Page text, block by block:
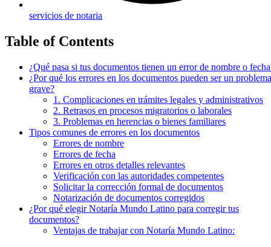
servicios de notaria
Table of Contents
¿Qué pasa si tus documentos tienen un error de nombre o
¿Por qué los errores en los documentos pueden ser un problema
grave?
1. Complicaciones en trámites legales y administrativos
2. Retrasos en procesos migratorios o laborales
3. Problemas en herencias o bienes familiares
Tipos comunes de errores en los documentos
Errores de nombre
Errores de fecha
Errores en otros detalles relevantes
Verificación con las autoridades competentes
Solicitar la corrección formal de documentos
Notarización de documentos corregidos
¿Por qué elegir Notaría Mundo Latino para corregir tus
documentos?
Ventajas de trabajar con Notaría Mundo Latino: